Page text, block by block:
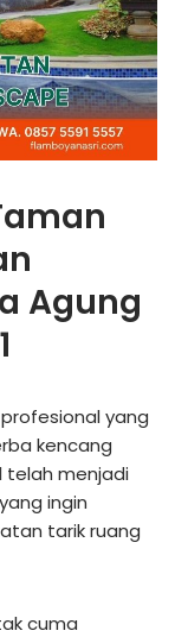
Agung
yang
kencang
telah menjadi
ingin
tarik ruang
cuma